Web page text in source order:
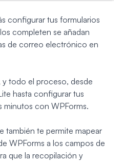
configurar tus formularios
completen se añadan
de correo electrónico en
y todo el proceso, desde
hasta configurar tus
minutos con WPForms.
también te permite mapear
WPForms a los campos de
que la recopilación y